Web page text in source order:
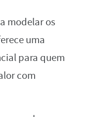
modelar os
uma
para quem
com